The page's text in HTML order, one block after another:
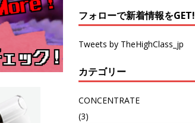
フォローで新着情報をGET!
Tweets by TheHighClass_jp
カテゴリー
CONCENTRATE
(3)